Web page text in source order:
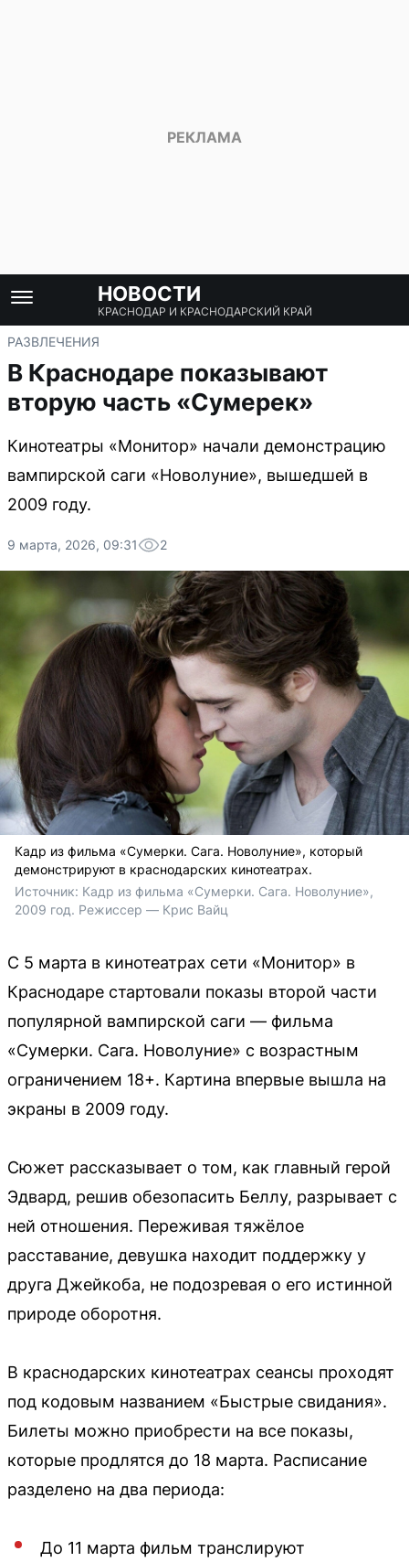
НОВОСТИ
КРАСНОДАР И КРАСНОДАРСКИЙ КРАЙ
РАЗВЛЕЧЕНИЯ
В Краснодаре показывают
вторую часть «Сумерек»
Кинотеатры «Монитор» начали демонстрацию
вампирской саги «Новолуние», вышедшей в
2009 году.
9 марта, 2026, 09:31 2
Кадр из фильма «Сумерки. Сага. Новолуние», который
демонстрируют в краснодарских кинотеатрах.
Источник: Кадр из фильма «Сумерки. Сага. Новолуние»,
2009 год. Режиссер — Крис Вайц
С 5 марта в кинотеатрах сети «Монитор» в
Краснодаре стартовали показы второй части
популярной вампирской саги — фильма
«Сумерки. Сага. Новолуние» с возрастным
ограничением 18+. Картина впервые вышла на
экраны в 2009 году.
Сюжет рассказывает о том, как главный герой
Эдвард, решив обезопасить Беллу, разрывает с
ней отношения. Переживая тяжёлое
расставание, девушка находит поддержку у
друга Джейкоба, не подозревая о его истинной
природе оборотня.
В краснодарских кинотеатрах сеансы проходят
под кодовым названием «Быстрые свидания».
Билеты можно приобрести на все показы,
которые продлятся до 18 марта. Расписание
разделено на два периода:
До 11 марта фильм транслируют